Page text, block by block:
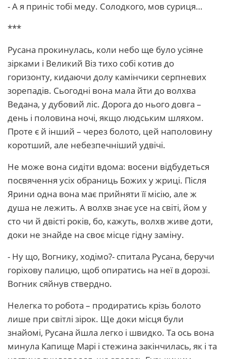
- А я приніс тобі меду. Солодкого, мов суриця…
***
Русана прокинулась, коли небо ще було усіяне
зірками і Великий Віз тихо собі котив до
горизонту, кидаючи долу камінчики серпневих
зорепадів. Сьогодні вона мала йти до волхва
Ведана, у дубовий ліс. Дорога до нього довга –
день і половина ночі, якщо людським шляхом.
Проте є й інший – через болото, цей наполовину
коротший, але небезпечніший удвічі.
Не може вона сидіти вдома: восени відбудеться
посвячення усіх обраниць Божих у жриці. Після
Ярини одна вона має прийняти її місію, але ж
душа не лежить. А волхв знає усе на світі, йом у
сто чи й двісті років, бо, кажуть, волхв живе доти,
доки не знайде на своє місце гідну заміну.
- Ну що, Вогнику, ходімо?- спитала Русана, беручи
горіхову палицю, щоб опиратись на неї в дорозі.
Вогник сяйнув ствердно.
Нелегка то робота – продиратись крізь болото
лише при світлі зірок. Ще доки місця були
знайомі, Русана йшла легко і швидко. Та ось вона
минула Капище Марі і стежина закінчилась, як і та